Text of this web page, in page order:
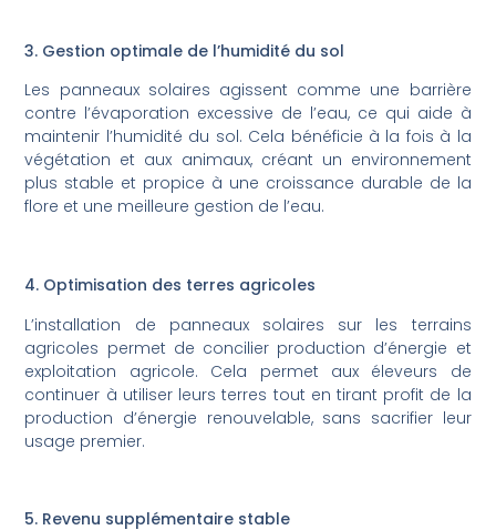
3. Gestion optimale de l’humidité du sol
Les panneaux solaires agissent comme une barrière
contre l’évaporation excessive de l’eau, ce qui aide à
maintenir l’humidité du sol. Cela bénéficie à la fois à la
végétation et aux animaux, créant un environnement
plus stable et propice à une croissance durable de la
flore et une meilleure gestion de l’eau.
4. Optimisation des terres agricoles
L’installation de panneaux solaires sur les terrains
agricoles permet de concilier production d’énergie et
exploitation agricole. Cela permet aux éleveurs de
continuer à utiliser leurs terres tout en tirant profit de la
production d’énergie renouvelable, sans sacrifier leur
usage premier.
5. Revenu supplémentaire stable